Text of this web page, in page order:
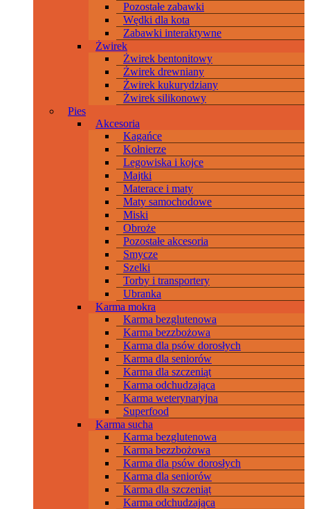
Pozostałe zabawki
Wędki dla kota
Zabawki interaktywne
Żwirek
Żwirek bentonitowy
Żwirek drewniany
Żwirek kukurydziany
Żwirek silikonowy
Pies
Akcesoria
Kagańce
Kołnierze
Legowiska i kojce
Majtki
Materace i maty
Maty samochodowe
Miski
Obroże
Pozostałe akcesoria
Smycze
Szelki
Torby i transportery
Ubranka
Karma mokra
Karma bezglutenowa
Karma bezzbożowa
Karma dla psów dorosłych
Karma dla seniorów
Karma dla szczeniąt
Karma odchudzająca
Karma weterynaryjna
Superfood
Karma sucha
Karma bezglutenowa
Karma bezzbożowa
Karma dla psów dorosłych
Karma dla seniorów
Karma dla szczeniąt
Karma odchudzająca